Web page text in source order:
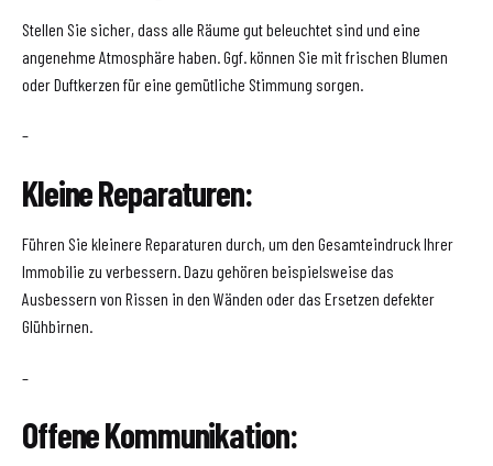
Stellen Sie sicher, dass alle Räume gut beleuchtet sind und eine
angenehme Atmosphäre haben. Ggf. können Sie mit frischen Blumen
oder Duftkerzen für eine gemütliche Stimmung sorgen.
–
Kleine Reparaturen:
Führen Sie kleinere Reparaturen durch, um den Gesamteindruck Ihrer
Immobilie zu verbessern. Dazu gehören beispielsweise das
Ausbessern von Rissen in den Wänden oder das Ersetzen defekter
Glühbirnen.
–
Offene Kommunikation: